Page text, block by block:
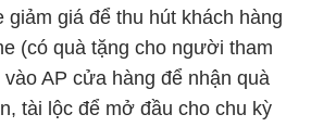
giá để thu hút khách hàng
(có quà tặng cho người tham
AP cửa hàng để nhận quà
tài lộc để mở đầu cho chu kỳ